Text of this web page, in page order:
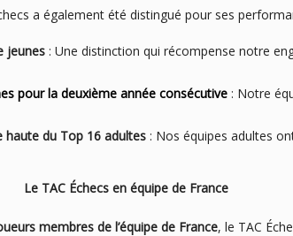
a également été distingué pour ses
jeunes : Une distinction qui récompense notre
pour la deuxième année consécutive : Notre
haute du Top 16 adultes : Nos équipes adultes
en équipe de France
membres de l’équipe de France, le TAC